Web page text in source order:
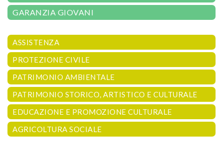
GARANZIA GIOVANI
ASSISTENZA
PROTEZIONE CIVILE
PATRIMONIO AMBIENTALE
PATRIMONIO STORICO, ARTISTICO E CULTURALE
EDUCAZIONE E PROMOZIONE CULTURALE
AGRICOLTURA SOCIALE